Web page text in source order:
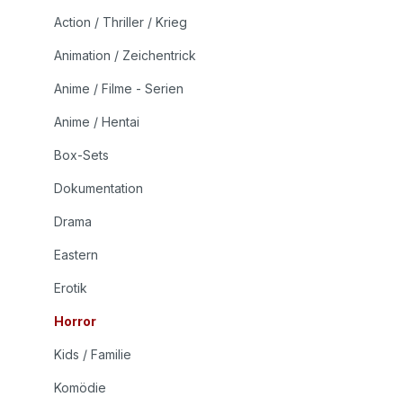
Action / Thriller / Krieg
Animation / Zeichentrick
Anime / Filme - Serien
Anime / Hentai
Box-Sets
Dokumentation
Drama
Eastern
Erotik
Horror
Kids / Familie
Komödie